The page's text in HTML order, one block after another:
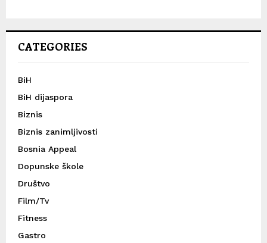
CATEGORIES
BiH
BiH dijaspora
Biznis
Biznis zanimljivosti
Bosnia Appeal
Dopunske škole
Društvo
Film/Tv
Fitness
Gastro